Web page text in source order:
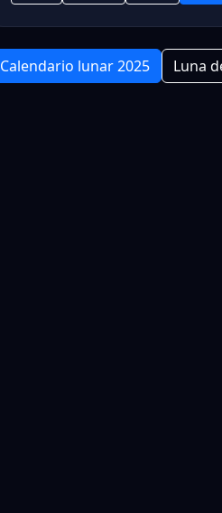
Calendario lunar 2025 Luna